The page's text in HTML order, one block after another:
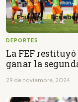
DEPORTES
La FEF
ganar la
29 de noviembre, 2024